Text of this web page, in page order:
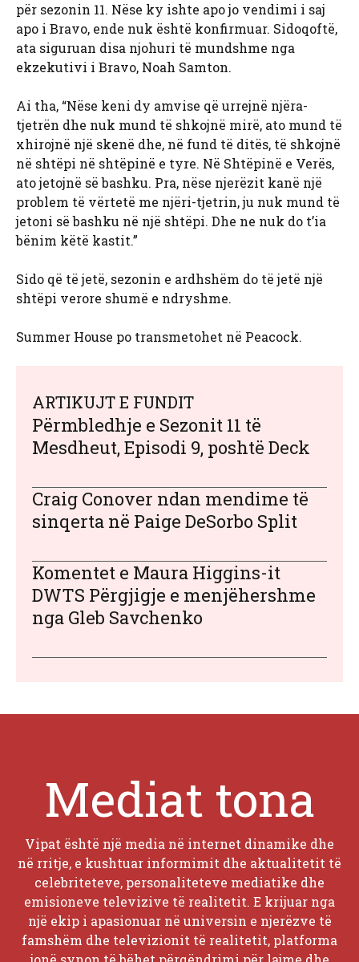
për sezonin 11. Nëse ky ishte apo jo vendimi i saj
apo i Bravo, ende nuk është konfirmuar. Sidoqoftë,
ata siguruan disa njohuri të mundshme nga
ekzekutivi i Bravo, Noah Samton.
Ai tha, “Nëse keni dy amvise që urrejnë njëra-
tjetrën dhe nuk mund të shkojnë mirë, ato mund të
xhirojnë një skenë dhe, në fund të ditës, të shkojnë
në shtëpi në shtëpinë e tyre. Në Shtëpinë e Verës,
ato jetojnë së bashku. Pra, nëse njerëzit kanë një
problem të vërtetë me njëri-tjetrin, ju nuk mund të
jetoni së bashku në një shtëpi. Dhe ne nuk do t’ia
bënim këtë kastit.”
Sido që të jetë, sezonin e ardhshëm do të jetë një
shtëpi verore shumë e ndryshme.
Summer House po transmetohet në Peacock.
ARTIKUJT E FUNDIT
Përmbledhje e Sezonit 11 të
Mesdheut, Episodi 9, poshtë Deck
Craig Conover ndan mendime të
sinqerta në Paige DeSorbo Split
Komentet e Maura Higgins-it
DWTS Përgjigje e menjëhershme
nga Gleb Savchenko
Mediat tona
Vipat është një media në internet dinamike dhe
në rritje, e kushtuar informimit dhe aktualitetit të
celebriteteve, personaliteteve mediatike dhe
emisioneve televizive të realitetit. E krijuar nga
një ekip i apasionuar në universin e njerëzve të
famshëm dhe televizionit të realitetit, platforma